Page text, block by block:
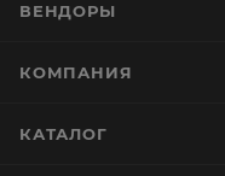
ВЕНДОРЫ
КОМПАНИЯ
КАТАЛОГ